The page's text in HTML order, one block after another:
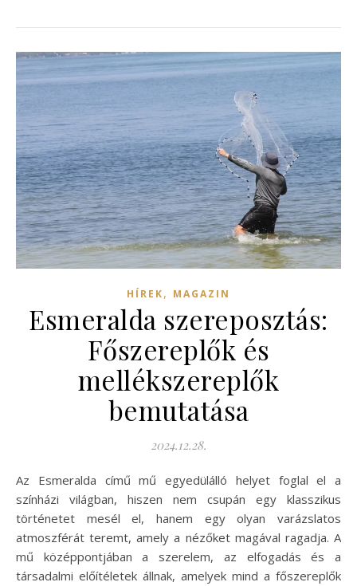
HÍREK, MAGAZIN
Esmeralda szereposztás:
Főszereplők és
mellékszereplők
bemutatása
2024.12.28.
Az Esmeralda című mű egyedülálló helyet foglal el a
színházi világban, hiszen nem csupán egy klasszikus
történetet mesél el, hanem egy olyan varázslatos
atmoszférát teremt, amely a nézőket magával ragadja. A
mű középpontjában a szerelem, az elfogadás és a
társadalmi előítéletek állnak, amelyek mind a főszereplők